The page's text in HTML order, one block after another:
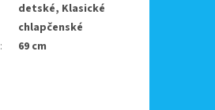
detské, Klasické
chlapčenské
: 69 cm